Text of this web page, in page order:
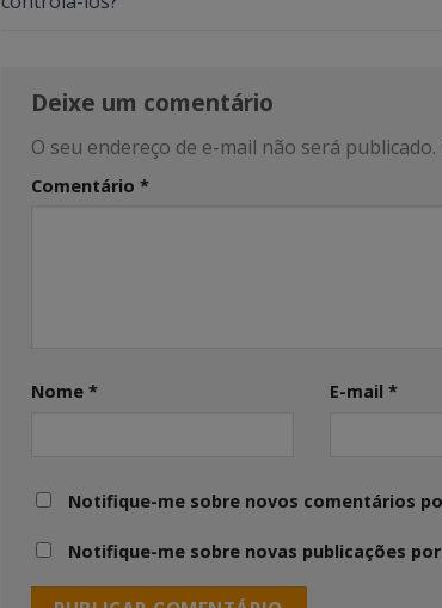
Deixe um comentário
O seu endereço de e-mail não será publicado.
Comentário *
Nome * E-mail *
Notifique-me sobre novos comentários
Notifique-me sobre novas publicações